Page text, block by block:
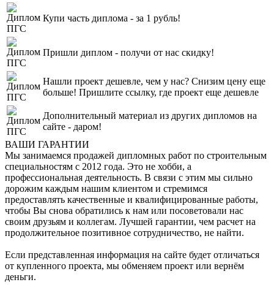
Купи часть диплома - за 1 рубль!
Пришли диплом - получи от нас скидку!
Нашли проект дешевле, чем у нас? Снизим цену еще
больше! Пришлите ссылку, где проект еще дешевле
Дополнительный материал из других дипломов на
сайте - даром!
ВАШИ ГАРАНТИИ
Мы занимаемся продажей дипломных работ по строительным
специальностям с 2012 года. Это не хобби, а
профессиональная деятельность. В связи с этим мы сильно
дорожим каждым нашим клиентом и стремимся
предоставлять качественные и квалифицированные работы,
чтобы Вы снова обратились к нам или посоветовали нас
своим друзьям и коллегам. Лучшей гарантии, чем расчет на
продолжительное позитивное сотрудничество, не найти.
Если представленная информация на сайте будет отличаться
от купленного проекта, мы обменяем проект или вернём
деньги.